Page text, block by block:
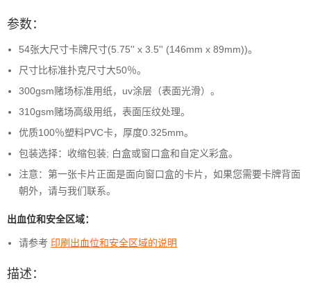
参数：
54张大尺寸卡牌尺寸(5.75'' x 3.5'' (146mm x 89mm))。
尺寸比标准扑克尺寸大50％。
300gsm赌场标准用纸，uv涂层（表面光滑）。
310gsm赌场高级用纸，表面压纹处理。
优质100％塑料PVC卡，厚度0.325mm。
包装选择：收缩包装; 白盒或窗口盒和自定义彩盒。
注意：第一张卡片正面是面向窗口盒的卡片，如果您需要卡牌背面
朝外，请与我们联系。
出血位和安全区域：
请参考 印刷出血位和安全区域的说明
描述：